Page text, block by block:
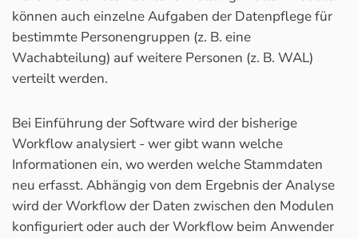
können auch einzelne Aufgaben der Datenpflege für
bestimmte Personengruppen (z. B. eine
Wachabteilung) auf weitere Personen (z. B. WAL)
verteilt werden.
Bei Einführung der Software wird der bisherige
Workflow analysiert - wer gibt wann welche
Informationen ein, wo werden welche Stammdaten
neu erfasst. Abhängig von dem Ergebnis der Analyse
wird der Workflow der Daten zwischen den Modulen
konfiguriert oder auch der Workflow beim Anwender